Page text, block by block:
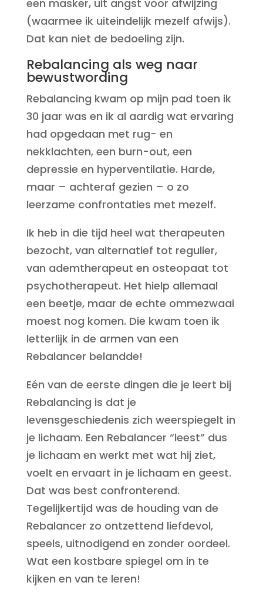
een masker, uit angst voor afwijzing
(waarmee ik uiteindelijk mezelf afwijs).
Dat kan niet de bedoeling zijn.
Rebalancing als weg naar
bewustwording
Rebalancing kwam op mijn pad toen ik
30 jaar was en ik al aardig wat ervaring
had opgedaan met rug- en
nekklachten, een burn-out, een
depressie en hyperventilatie. Harde,
maar – achteraf gezien – o zo
leerzame confrontaties met mezelf.
Ik heb in die tijd heel wat therapeuten
bezocht, van alternatief tot regulier,
van ademtherapeut en osteopaat tot
psychotherapeut. Het hielp allemaal
een beetje, maar de echte ommezwaai
moest nog komen. Die kwam toen ik
letterlijk in de armen van een
Rebalancer belandde!
Eén van de eerste dingen die je leert bij
Rebalancing is dat je
levensgeschiedenis zich weerspiegelt in
je lichaam. Een Rebalancer “leest” dus
je lichaam en werkt met wat hij ziet,
voelt en ervaart in je lichaam en geest.
Dat was best confronterend.
Tegelijkertijd was de houding van de
Rebalancer zo ontzettend liefdevol,
speels, uitnodigend en zonder oordeel.
Wat een kostbare spiegel om in te
kijken en van te leren!